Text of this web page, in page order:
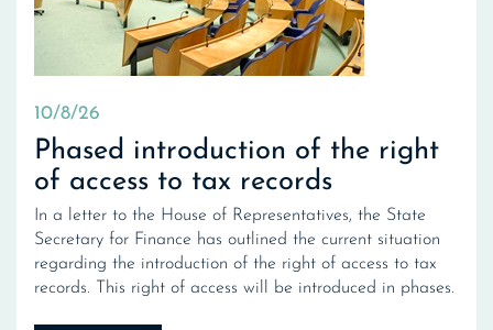
10/8/26
Phased introduction of the right
of access to tax records
In a letter to the House of Representatives, the State
Secretary for Finance has outlined the current situation
regarding the introduction of the right of access to tax
records. This right of access will be introduced in phases.